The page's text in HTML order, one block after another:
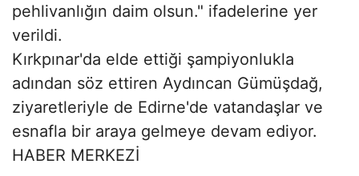
pehlivanlığın daim olsun." ifadelerine yer
verildi.
Kırkpınar'da elde ettiği şampiyonlukla
adından söz ettiren Aydıncan Gümüşdağ,
ziyaretleriyle de Edirne'de vatandaşlar ve
esnafla bir araya gelmeye devam ediyor.
HABER MERKEZİ